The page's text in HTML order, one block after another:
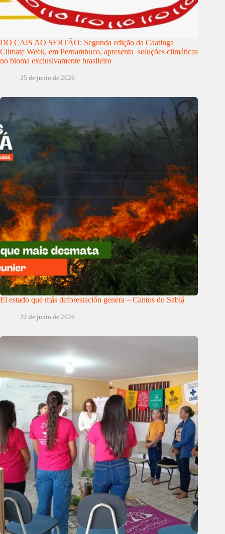
DO CAIS AO SERTÃO: Segunda edição da Caatinga
Climate Week, em Pernambuco, apresenta soluções climáticas
no bioma exclusivamente brasileiro
25 de junio de 2026
El estado que más deforestación genera – Cantos do Sabiá
22 de junio de 2026